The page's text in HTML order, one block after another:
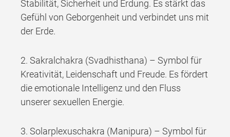
Stabilität, Sicherheit und Erdung. Es stärkt das
Gefühl von Geborgenheit und verbindet uns mit
der Erde.
2. Sakralchakra (Svadhisthana) – Symbol für
Kreativität, Leidenschaft und Freude. Es fördert
die emotionale Intelligenz und den Fluss
unserer sexuellen Energie.
3. Solarplexuschakra (Manipura) – Symbol für